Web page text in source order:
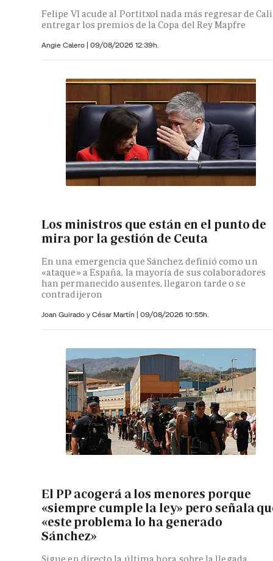
Felipe VI acude al Portitxol nada más regresar de
entregar los premios de la Copa del Rey Mapfre
Angie Calero | 09/08/2026 12:39h.
Los ministros que están en el punto de
mira por la gestión de Ceuta
En una emergencia que Sánchez definió como un
«ataque» a España, la mayoría de sus colaboradores
han permanecido ausentes, llegaron tarde o se
contradijeron
Joan Guirado y César Martín | 09/08/2026 10:55h.
El PP acogerá a los menores porque
«siempre cumple la ley» pero señala
«este problema lo ha generado
Sánchez»
Sigue en directo la última hora sobre la llegada